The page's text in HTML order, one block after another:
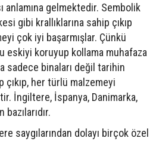
anlamına gelmektedir. Sembolik
gibi krallıklarına sahip çıkıp
çok iyi başarmışlar. Çünkü
eskiyi koruyup kollama muhafaza
sadece binaları değil tarihin
her türlü malzemeyi
İngiltere, İspanya, Danimarka,
saygılarından dolayı birçok özel